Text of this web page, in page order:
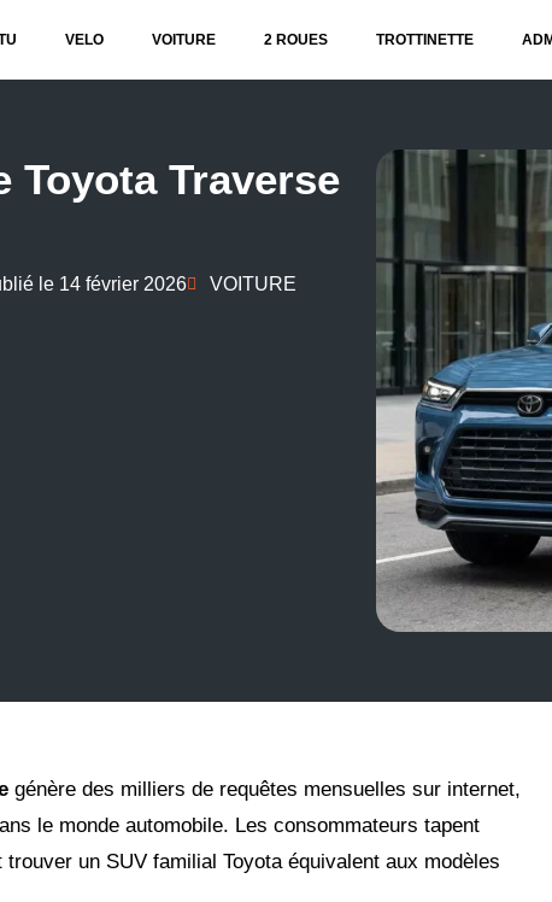
VELO VOITURE 2 ROUES TROTTINETTE
Toyota Traverse
le 14 février 2026 VOITURE
génère des milliers de requêtes mensuelles sur internet,
le monde automobile. Les consommateurs tapent
un SUV familial Toyota équivalent aux modèles